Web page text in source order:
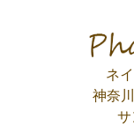
ネ
神奈
サ